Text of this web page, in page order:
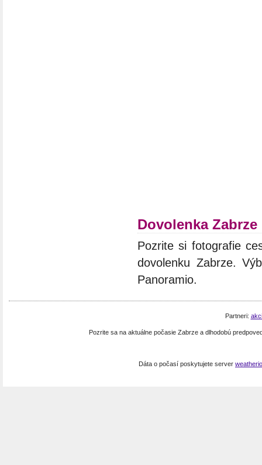
Dovolenka Zabrze
Pozrite si fotografie
dovolenku Zabrze.
Panoramio.
Partneri:
Pozrite sa na aktuálne počasie Zabrze a dlhodobú
Dáta o počasí poskytujete server